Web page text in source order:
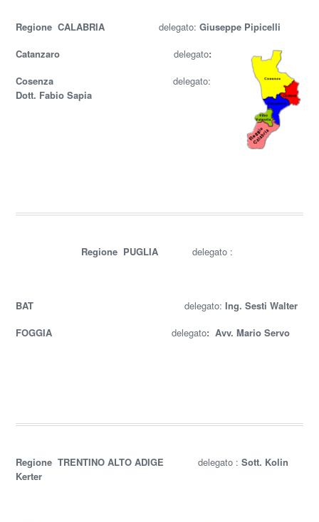
Regione CALABRIA delegato: Giuseppe Pipicelli
Catanzarodelegato:
Cosenzadelegato:
Dott. Fabio Sapia
Regione PUGLIA delegato :
BAT delegato: Ing. Sesti Walter
FOGGIAdelegato: Avv. Mario Servo
Regione TRENTINO ALTO ADIGEdelegato : Sott. Kolin
Kerter